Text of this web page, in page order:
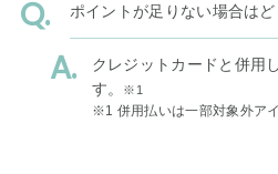
ポイントが足りない場合は
クレジットカードと併用
す。
※1
※1 併用払いは一部対象外ア